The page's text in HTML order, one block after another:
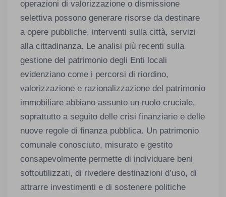
operazioni di valorizzazione o dismissione
selettiva possono generare risorse da destinare
a opere pubbliche, interventi sulla città, servizi
alla cittadinanza. Le analisi più recenti sulla
gestione del patrimonio degli Enti locali
evidenziano come i percorsi di riordino,
valorizzazione e razionalizzazione del patrimonio
immobiliare abbiano assunto un ruolo cruciale,
soprattutto a seguito delle crisi finanziarie e delle
nuove regole di finanza pubblica. Un patrimonio
comunale conosciuto, misurato e gestito
consapevolmente permette di individuare beni
sottoutilizzati, di rivedere destinazioni d’uso, di
attrarre investimenti e di sostenere politiche